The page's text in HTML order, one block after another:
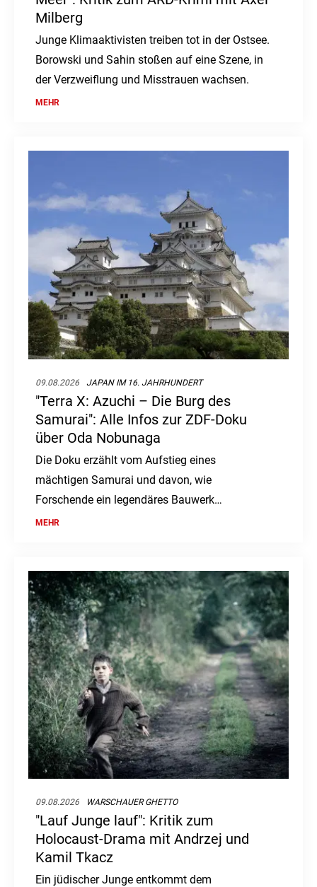
Milberg
Junge Klimaaktivisten treiben tot in der Ostsee.
Borowski und Sahin stoßen auf eine Szene, in
der Verzweiflung und Misstrauen wachsen.
MEHR
09.08.2026 JAPAN IM 16. JAHRHUNDERT
"Terra X: Azuchi – Die Burg des
Samurai": Alle Infos zur ZDF-Doku
über Oda Nobunaga
Die Doku erzählt vom Aufstieg eines
mächtigen Samurai und davon, wie
Forschende ein legendäres Bauwerk
rekonstruieren wollen.
MEHR
09.08.2026 WARSCHAUER GHETTO
"Lauf Junge lauf": Kritik zum
Holocaust-Drama mit Andrzej und
Kamil Tkacz
Ein jüdischer Junge entkommt dem